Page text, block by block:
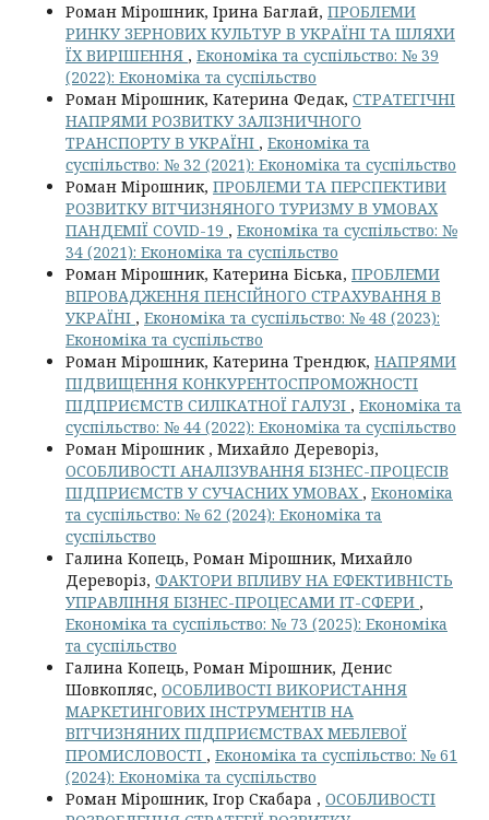
Роман Мірошник, Ірина Баглай, ПРОБЛЕМИ
РИНКУ ЗЕРНОВИХ КУЛЬТУР В УКРАЇНІ ТА ШЛЯХИ
ЇХ ВИРІШЕННЯ , Економіка та суспільство: № 39
(2022): Економіка та суспільство
Роман Мірошник, Катерина Федак, СТРАТЕГІЧНІ
НАПРЯМИ РОЗВИТКУ ЗАЛІЗНИЧНОГО
ТРАНСПОРТУ В УКРАЇНІ , Економіка та
суспільство: № 32 (2021): Економіка та суспільство
Роман Мірошник, ПРОБЛЕМИ ТА ПЕРСПЕКТИВИ
РОЗВИТКУ ВІТЧИЗНЯНОГО ТУРИЗМУ В УМОВАХ
ПАНДЕМІЇ COVID-19 , Економіка та суспільство: №
34 (2021): Економіка та суспільство
Роман Мірошник, Катерина Біська, ПРОБЛЕМИ
ВПРОВАДЖЕННЯ ПЕНСІЙНОГО СТРАХУВАННЯ В
УКРАЇНІ , Економіка та суспільство: № 48 (2023):
Економіка та суспільство
Роман Мірошник, Катерина Трендюк, НАПРЯМИ
ПІДВИЩЕННЯ КОНКУРЕНТОСПРОМОЖНОСТІ
ПІДПРИЄМСТВ СИЛІКАТНОЇ ГАЛУЗІ , Економіка та
суспільство: № 44 (2022): Економіка та суспільство
Роман Мірошник , Михайло Дереворіз,
ОСОБЛИВОСТІ АНАЛІЗУВАННЯ БІЗНЕС-ПРОЦЕСІВ
ПІДПРИЄМСТВ У СУЧАСНИХ УМОВАХ , Економіка
та суспільство: № 62 (2024): Економіка та
суспільство
Галина Копець, Роман Мірошник, Михайло
Дереворіз, ФАКТОРИ ВПЛИВУ НА ЕФЕКТИВНІСТЬ
УПРАВЛІННЯ БІЗНЕС-ПРОЦЕСАМИ ІТ-СФЕРИ ,
Економіка та суспільство: № 73 (2025): Економіка
та суспільство
Галина Копець, Роман Мірошник, Денис
Шовкопляс, ОСОБЛИВОСТІ ВИКОРИСТАННЯ
МАРКЕТИНГОВИХ ІНСТРУМЕНТІВ НА
ВІТЧИЗНЯНИХ ПІДПРИЄМСТВАХ МЕБЛЕВОЇ
ПРОМИСЛОВОСТІ , Економіка та суспільство: № 61
(2024): Економіка та суспільство
Роман Мірошник, Ігор Скабара , ОСОБЛИВОСТІ